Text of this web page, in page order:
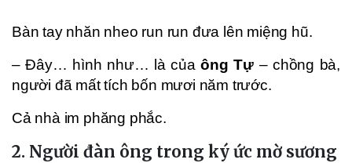
Bàn tay nhăn nheo run run đưa lên miệng hũ.
– Đây… hình như… là củaông Tự– chồng bà,
người đã mất tích bốn mươi năm trước.
Cả nhà im phăng phắc.
2. Người đàn ông trong ký ức mờ sương